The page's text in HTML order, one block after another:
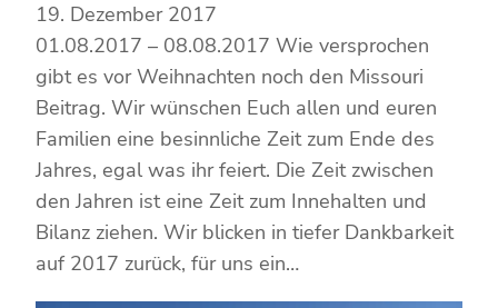
19. Dezember 2017
01.08.2017 – 08.08.2017 Wie versprochen
gibt es vor Weihnachten noch den Missouri
Beitrag. Wir wünschen Euch allen und euren
Familien eine besinnliche Zeit zum Ende des
Jahres, egal was ihr feiert. Die Zeit zwischen
den Jahren ist eine Zeit zum Innehalten und
Bilanz ziehen. Wir blicken in tiefer Dankbarkeit
auf 2017 zurück, für uns ein…